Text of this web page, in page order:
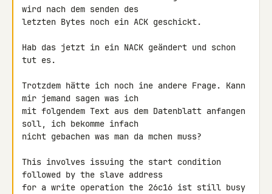
wird nach dem senden des
letzten Bytes noch ein ACK geschickt.
Hab das jetzt in ein NACK geändert und schon
tut es.
Trotzdem hätte ich noch ine andere Frage. Kann
mir jemand sagen was ich
mit folgendem Text aus dem Datenblatt anfangen
soll, ich bekomme infach
nicht gebachen was man da mchen muss?
This involves issuing the start condition
followed by the slave address
for a write operation the 26c16 ist still busy